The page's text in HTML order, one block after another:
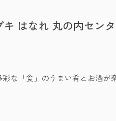
キ はなれ 丸の内セン
な「食」のうまい肴とお酒が